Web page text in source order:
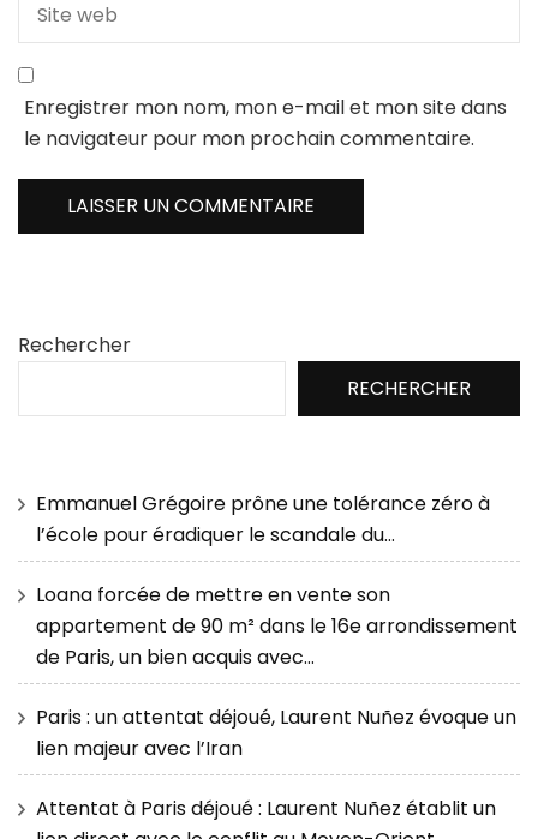
Enregistrer mon nom, mon e-mail et mon site dans
le navigateur pour mon prochain commentaire.
Rechercher
RECHERCHER
Emmanuel Grégoire prône une tolérance zéro à
l’école pour éradiquer le scandale du…
Loana forcée de mettre en vente son
appartement de 90 m² dans le 16e arrondissement
de Paris, un bien acquis avec…
Paris : un attentat déjoué, Laurent Nuñez évoque un
lien majeur avec l’Iran
Attentat à Paris déjoué : Laurent Nuñez établit un